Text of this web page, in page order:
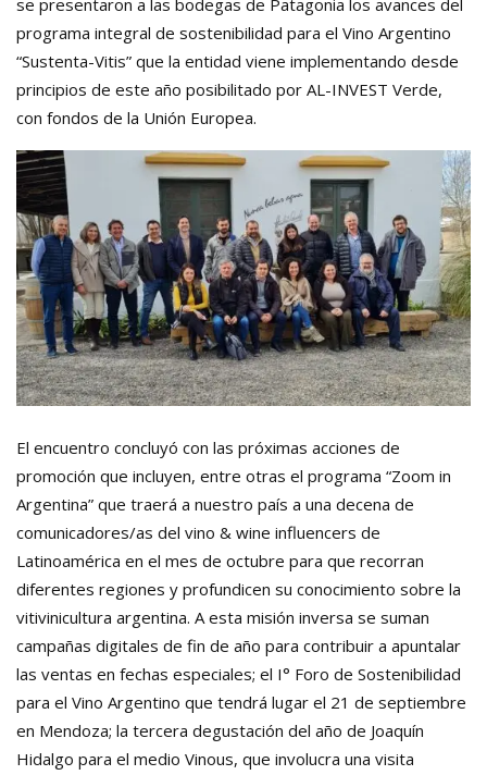
programa integral de sostenibilidad para el Vino Argentino
“Sustenta-Vitis” que la entidad viene implementando desde
principios de este año posibilitado por AL-INVEST Verde,
con fondos de la Unión Europea.
El encuentro concluyó con las próximas acciones de
promoción que incluyen, entre otras el programa “Zoom in
Argentina” que traerá a nuestro país a una decena de
comunicadores/as del vino & wine influencers de
Latinoamérica en el mes de octubre para que recorran
diferentes regiones y profundicen su conocimiento sobre la
vitivinicultura argentina. A esta misión inversa se suman
campañas digitales de fin de año para contribuir a apuntalar
las ventas en fechas especiales; el I° Foro de Sostenibilidad
para el Vino Argentino que tendrá lugar el 21 de septiembre
en Mendoza; la tercera degustación del año de Joaquín
Hidalgo para el medio Vinous, que involucra una visita